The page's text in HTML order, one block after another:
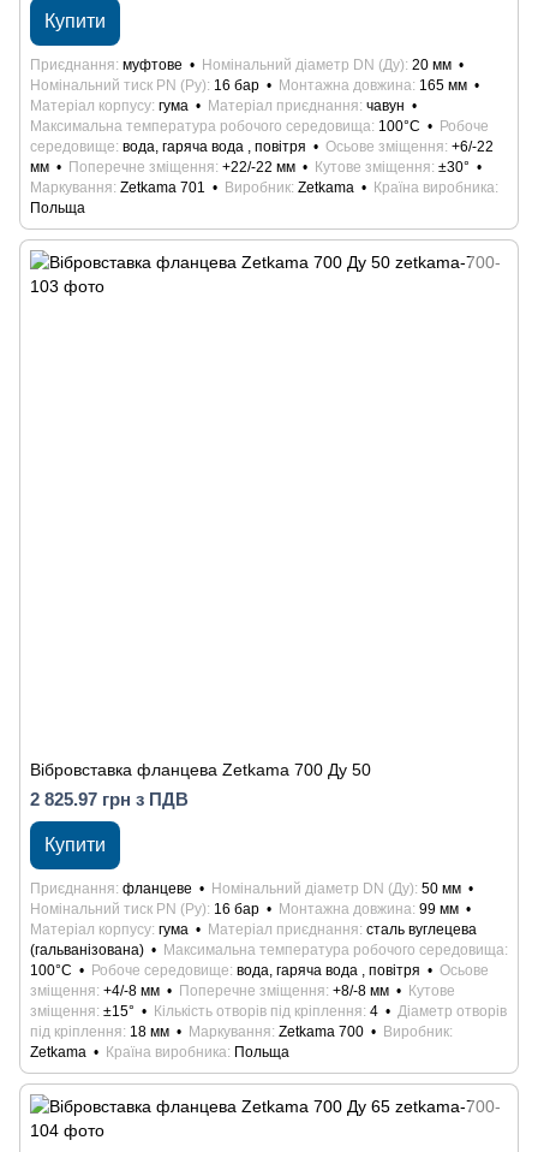
Купити
Приєднання муфтове Номінальний діаметр DN (Ду) 20 мм
Номінальний тиск PN (Ру) 16 бар Монтажна довжина 165 мм
Матеріал корпусу гума Матеріал приєднання чавун
Максимальна температура робочого середовища 100°С
Робоче
середовище вода, гаряча вода , повітря Осьове зміщення +6/-22
мм
Поперечне зміщення +22/-22 мм Кутове зміщення ±30°
Маркування Zetkama 701 Виробник Zetkama
Країна виробника
Польща
Вібровставка фланцева Zetkama 700 Ду 50
2 825.97 грн з ПДВ
Купити
Приєднання фланцеве Номінальний діаметр DN (Ду) 50 мм
Номінальний тиск PN (Ру) 16 бар Монтажна довжина 99 мм
Матеріал корпусу гума Матеріал приєднання сталь вуглецева
(гальванізована)
Максимальна температура робочого середовища
100°С
Робоче середовище вода, гаряча вода , повітря
Осьове
зміщення +4/-8 мм Поперечне зміщення +8/-8 мм
Кутове
зміщення ±15° Кількість отворів під кріплення 4
Діаметр отворів
під кріплення 18 мм Маркування Zetkama 700
Виробник
Zetkama
Країна виробника Польща